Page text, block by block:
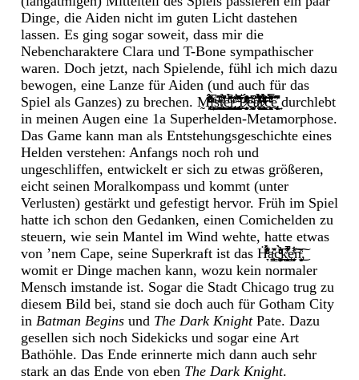
Dinge, die Aiden nicht im guten Licht dastehen
lassen. Es ging sogar soweit, dass mir die
Nebencharaktere Clara und T-Bone sympathischer
waren. Doch jetzt, nach Spielende, fühl ich mich dazu
bewogen, eine Lanze für Aiden (und auch für das
Spiel als Ganzes) zu brechen. M̵̢̛͉̰̟͓͈͓ͬͨ̃̾ͦͧ̈́̋͋̔́̚iͫͬͧ̚͜͏̧͓̬͇̦̝̻͟s̴̭͍̞͚̟͆̓ͥͭ̍̏ͣt͆̒ͩ͗͛͊̉̇͏̸̱̟̩̥̮̳͈͇͈̺̟͈͉̩͇͔̠͙͜e͇̯̥͚̽̽̎̄͌ͩ̒͐ͪ̑̉̚͢͠ř̢̺͔̲͕̰̝̹̬̣̫̼ͧ͗͗ͩ͟͝ ̏̅̃̽̅̽͌͒̑̃̀̏͛̆ͮ͢҉̵̢̝͉̼̼̮͓̯̘̩̟̺͎̥̥̝̟̖̲͜ͅP̷̧͕̗̝̹̫̙͈̈́̓ͫ̓ͧ̔̾̂ͥ͂͒ͤ̎̏̾ͭ͠͠͞ȩ̴͚̜͉͓̫͎͎̬͔͆͑ͪ͆͘͘áͦ͗͆̎ͥ̑̉̌ͣͬ̀̐̋̂̈́ͥ͗̆͏̷̧҉̧̜̤̠͉͙̰̫̫͉̱͓͈̩r̷̶̺̳̺̜̜̳̖̘͎̫̹̪̲̤̤͗ͭ̌͒ͧ̋ͮͦ͂ͯ̄̉ͨ́̉ͣͩ͠͞c̵̨̛̭͈̼͎̬̼̠̬͓̭͉̓͋̀͌̈̃́̿͛ͧ̆ͤ́͡e̢͕̝̙̲͆͛̏̾͛́̕̕͢ durchlebt
in meinen Augen eine 1a Superhelden-Metamorphose.
Das Game kann man als Entstehungsgeschichte eines
Helden verstehen: Anfangs noch roh und
ungeschliffen, entwickelt er sich zu etwas größeren,
eicht seinen Moralkompass und kommt (unter
Verlusten) gestärkt und gefestigt hervor. Früh im Spiel
hatte ich schon den Gedanken, einen Comichelden zu
steuern, wie sein Mantel im Wind wehte, hatte etwas
von ’nem Cape, seine Superkraft ist das Ḣ͋ͯ̈́̉̑͑ͨͦ͏̞́ą̞͔̳̠̹͂ͨ̒̌c̨͙̦͚̫͉ͦͦ̈̐̇̀̀ͮ͡k̻̲̩͇̲̹̰͍͗̓͋͋͂̓ͯ̚̕͟ę̱͎̜̟̗͙̾ͯ͋͡͠ͅn͕̝̝̙̫̗ͤ͜͠,
womit er Dinge machen kann, wozu kein normaler
Mensch imstande ist. Sogar die Stadt Chicago trug zu
diesem Bild bei, stand sie doch auch für Gotham City
in Batman Beginsund The Dark KnightPate. Dazu
gesellen sich noch Sidekicks und sogar eine Art
Bathöhle. Das Ende erinnerte mich dann auch sehr
stark an das Ende von eben The Dark Knight.